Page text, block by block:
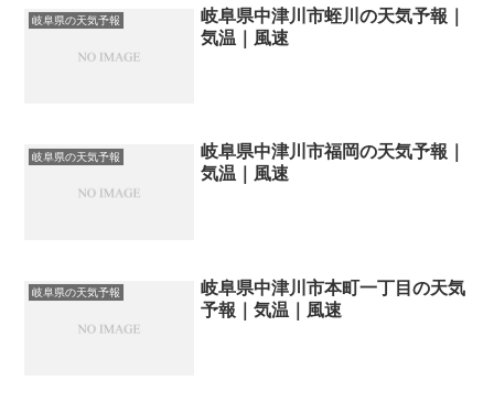
岐阜県の天気予報
岐阜県中津川市蛭川の天気予報｜
気温｜風速
岐阜県の天気予報
岐阜県中津川市福岡の天気予報｜
気温｜風速
岐阜県の天気予報
岐阜県中津川市本町一丁目の天気
予報｜気温｜風速